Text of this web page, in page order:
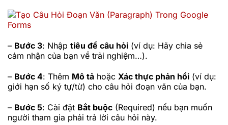
– Bước 3: Nhập tiêu đề câu hỏi (ví dụ: Hãy chia sẻ
cảm nhận của bạn về trải nghiệm…).
– Bước 4: Thêm Mô tả hoặc Xác thực phản hồi (ví dụ:
giới hạn số ký tự/từ) cho câu hỏi đoạn văn của bạn.
– Bước 5: Cài đặt Bắt buộc (Required) nếu bạn muốn
người tham gia phải trả lời câu hỏi này.